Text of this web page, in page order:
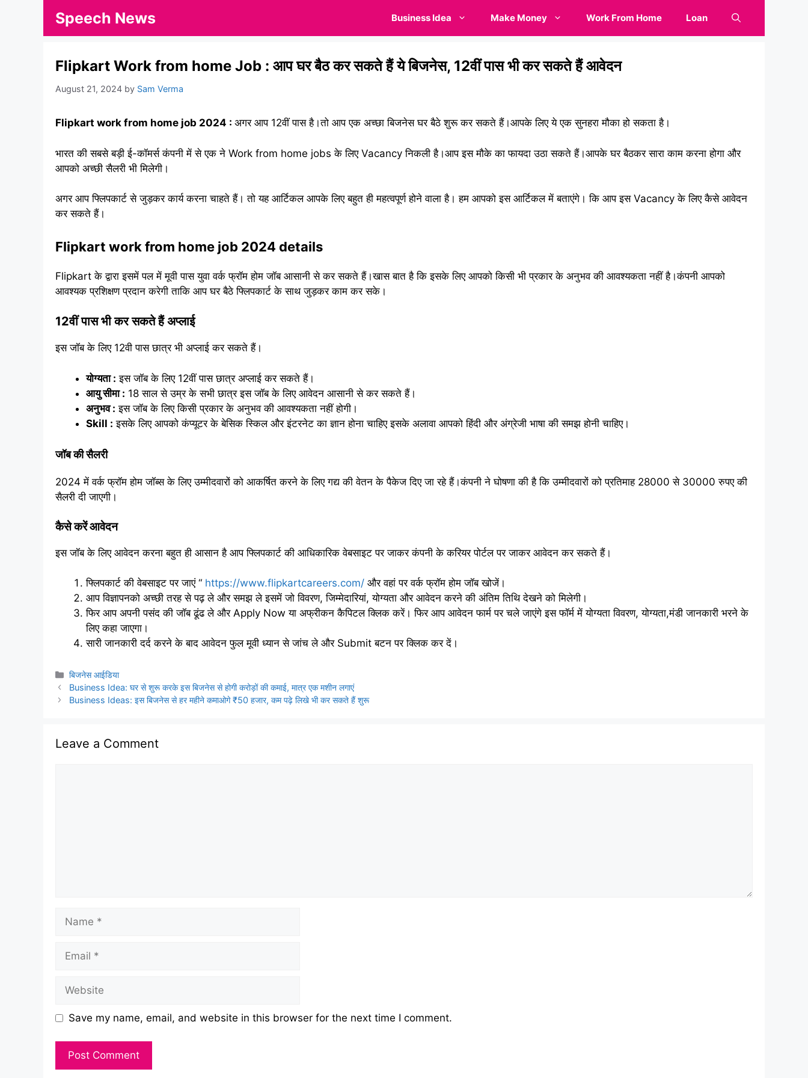
Speech News Business Idea Make Money Work From Home Loan
Flipkart Work from home Job : आप घर बैठ कर सकते हैं ये बिजनेस, 12वीं पास भी कर सकते हैं आवेदन
August 21, 2024 by Sam Verma
Flipkart work from home job 2024 : अगर आप 12वीं पास है।तो आप एक अच्छा बिजनेस घर बैठे शुरू कर सकते हैं।आपके लिए ये एक सुनहरा मौका हो सकता है।
भारत की सबसे बड़ी ई-कॉमर्स कंपनी में से एक ने Work from home jobs के लिए Vacancy निकली है।आप इस मौके का फायदा उठा सकते हैं।आपके घर बैठकर सारा काम करना होगा और
आपको अच्छी सैलरी भी मिलेगी।
अगर आप फ्लिपकार्ट से जुड़कर कार्य करना चाहते हैं। तो यह आर्टिकल आपके लिए बहुत ही महत्वपूर्ण होने वाला है। हम आपको इस आर्टिकल में बताएंगे। कि आप इस Vacancy के लिए कैसे आवेदन
कर सकते हैं।
Flipkart work from home job 2024 details
Flipkart के द्वारा इसमें पल में मूवी पास युवा वर्क फ्रॉम होम जॉब आसानी से कर सकते हैं।खास बात है कि इसके लिए आपको किसी भी प्रकार के अनुभव की आवश्यकता नहीं है।कंपनी आपको
आवश्यक प्रशिक्षण प्रदान करेगी ताकि आप घर बैठे फ्लिपकार्ट के साथ जुड़कर काम कर सके।
12वीं पास भी कर सकते हैं अप्लाई
इस जॉब के लिए 12वी पास छात्र भी अप्लाई कर सकते हैं।
योग्यता : इस जॉब के लिए 12वीं पास छात्र अप्लाई कर सकते हैं।
आयु सीमा : 18 साल से उम्र के सभी छात्र इस जॉब के लिए आवेदन आसानी से कर सकते हैं।
अनुभव : इस जॉब के लिए किसी प्रकार के अनुभव की आवश्यकता नहीं होगी।
Skill : इसके लिए आपको कंप्यूटर के बेसिक स्किल और इंटरनेट का ज्ञान होना चाहिए इसके अलावा आपको हिंदी और अंग्रेजी भाषा की समझ होनी चाहिए।
जॉब की सैलरी
2024 में वर्क फ्रॉम होम जॉब्स के लिए उम्मीदवारों को आकर्षित करने के लिए गद्य की वेतन के पैकेज दिए जा रहे हैं।कंपनी ने घोषणा की है कि उम्मीदवारों को प्रतिमाह 28000 से 30000 रुपए की
सैलरी दी जाएगी।
कैसे करें आवेदन
इस जॉब के लिए आवेदन करना बहुत ही आसान है आप फ्लिपकार्ट की आधिकारिक वेबसाइट पर जाकर कंपनी के करियर पोर्टल पर जाकर आवेदन कर सकते हैं।
फ्लिपकार्ट की वेबसाइट पर जाएं “ https://www.flipkartcareers.com/ और वहां पर वर्क फ्रॉम होम जॉब खोजें।
आप विज्ञापनको अच्छी तरह से पढ़ ले और समझ ले इसमें जो विवरण, जिम्मेदारियां, योग्यता और आवेदन करने की अंतिम तिथि देखने को मिलेगी।
फिर आप अपनी पसंद की जॉब ढूंढ ले और Apply Now या अफ्रीकन कैपिटल क्लिक करें। फिर आप आवेदन फार्म पर चले जाएंगे इस फॉर्म में योग्यता विवरण, योग्यता,मंडी जानकारी भरने के
लिए कहा जाएगा।
सारी जानकारी दर्द करने के बाद आवेदन फुल मूवी ध्यान से जांच ले और Submit बटन पर क्लिक कर दें।
Categories
बिजनेस आईडिया
Business Idea: घर से शुरू करके इस बिजनेस से होगी करोड़ों की कमाई, मात्र एक मशीन लगाएं
Business Ideas: इस बिजनेस से हर महीने कमाओगे ₹50 हजार, कम पढ़े लिखे भी कर सकते हैं शुरू
Leave a Comment
Name
Email
Website
Save my name, email, and website in this browser for the next time I comment.